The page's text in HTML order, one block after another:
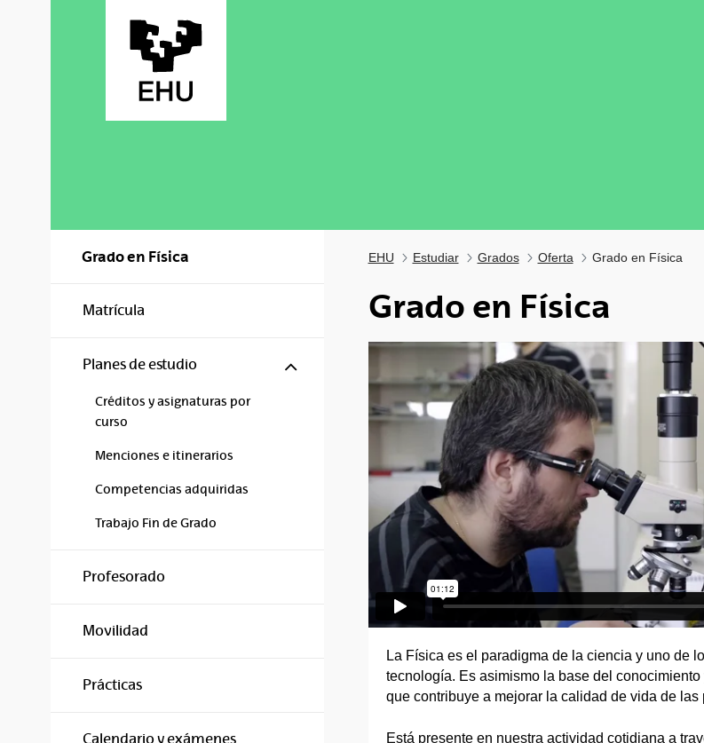
Grado en Física
Matrícula
Planes de estudio Mostrar/ocultar subpáginas
Créditos y asignaturas por
curso
Menciones e itinerarios
Competencias adquiridas
Trabajo Fin de Grado
Profesorado
Movilidad
Prácticas
Calendario y exámenes
EHU Estudiar Grados Oferta Grado en Física
Grado en Física
La Física es el paradigma de la ciencia y uno de
tecnología. Es asimismo la base del
que contribuye a mejorar la calidad de vida de las
Está presente en nuestra actividad cotidiana a